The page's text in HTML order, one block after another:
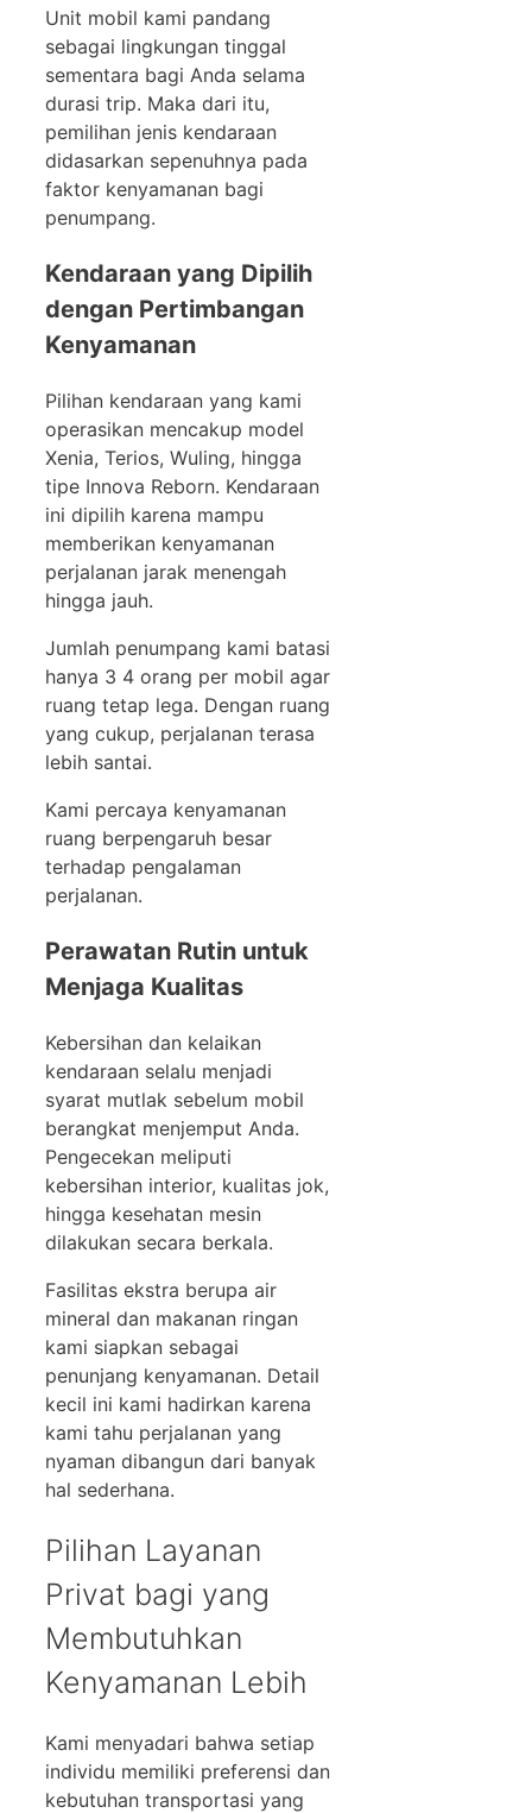
Unit mobil kami pandang
sebagai lingkungan tinggal
sementara bagi Anda selama
durasi trip. Maka dari itu,
pemilihan jenis kendaraan
didasarkan sepenuhnya pada
faktor kenyamanan bagi
penumpang.
Kendaraan yang Dipilih
dengan Pertimbangan
Kenyamanan
Pilihan kendaraan yang kami
operasikan mencakup model
Xenia, Terios, Wuling, hingga
tipe Innova Reborn. Kendaraan
ini dipilih karena mampu
memberikan kenyamanan
perjalanan jarak menengah
hingga jauh.
Jumlah penumpang kami batasi
hanya 3 4 orang per mobil agar
ruang tetap lega. Dengan ruang
yang cukup, perjalanan terasa
lebih santai.
Kami percaya kenyamanan
ruang berpengaruh besar
terhadap pengalaman
perjalanan.
Perawatan Rutin untuk
Menjaga Kualitas
Kebersihan dan kelaikan
kendaraan selalu menjadi
syarat mutlak sebelum mobil
berangkat menjemput Anda.
Pengecekan meliputi
kebersihan interior, kualitas jok,
hingga kesehatan mesin
dilakukan secara berkala.
Fasilitas ekstra berupa air
mineral dan makanan ringan
kami siapkan sebagai
penunjang kenyamanan. Detail
kecil ini kami hadirkan karena
kami tahu perjalanan yang
nyaman dibangun dari banyak
hal sederhana.
Pilihan Layanan
Privat bagi yang
Membutuhkan
Kenyamanan Lebih
Kami menyadari bahwa setiap
individu memiliki preferensi dan
kebutuhan transportasi yang